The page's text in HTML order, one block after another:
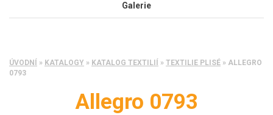
Galerie
ÚVODNÍ » KATALOGY » KATALOG TEXTILIÍ » TEXTILIE PLISÉ » ALLEGRO
0793
Allegro 0793